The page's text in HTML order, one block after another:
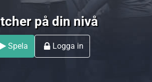
på din nivå
Spela Logga in